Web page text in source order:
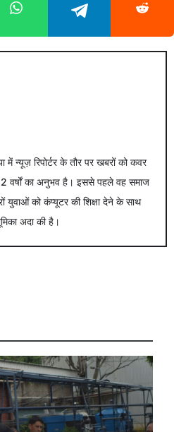
न्यूज़ रिपोर्टर के तौर पर खबरों को कवर
2 वर्षों का अनुभव है। इससे पहले वह समाज
को कंप्यूटर की शिक्षा देने के साथ
अदा की है।